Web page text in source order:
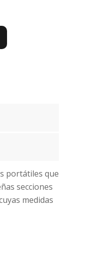
portátiles que
secciones
medidas